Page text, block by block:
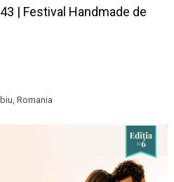
| Festival Handmade de
Romania